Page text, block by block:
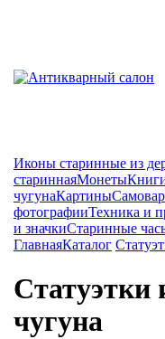
Иконы старинные из
стариннаяМонеты
чугунаКартины
фотографииТехника и
и значкиСтаринные
ГлавнаяКаталог
Статуэтки
чугуна